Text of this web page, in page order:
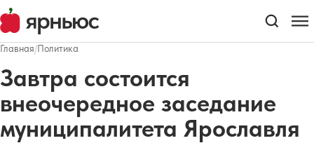
Главная/Политика
Завтра состоится
внеочередное заседание
муниципалитета Ярославля